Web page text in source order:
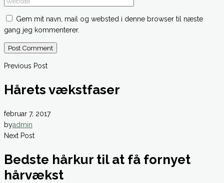
Gem mit navn, mail og websted i denne browser til næste
gang jeg kommenterer.
Post Comment
Previous Post
Hårets vækstfaser
februar 7, 2017
byadmin
Next Post
Bedste hårkur til at få fornyet
hårvækst